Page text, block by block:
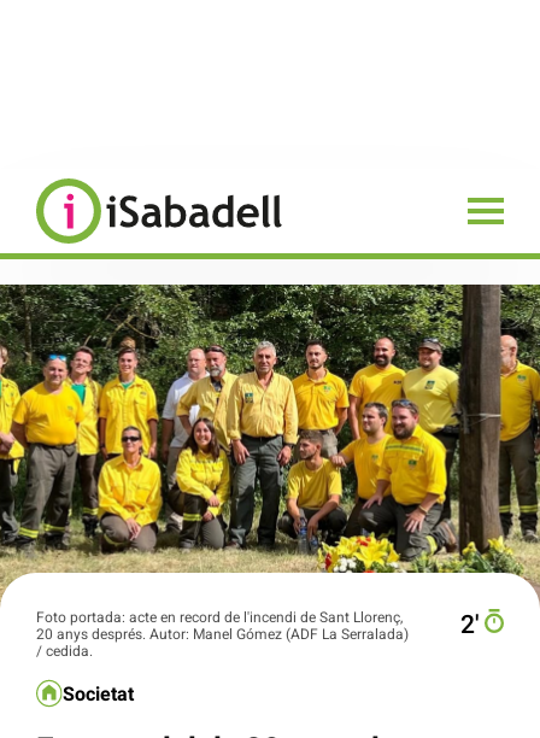
Foto portada: acte en record de l'incendi de Sant Llorenç,
20 anys després. Autor: Manel Gómez (ADF La Serralada)
/ cedida.
2′
Societat